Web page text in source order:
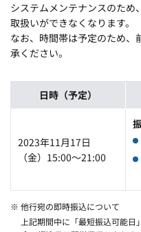
システムメンテナンスのため
取扱いができなくなります。
なお、時間帯は予定のため、
承ください。
日時（予定）
2023年11月17日
（金）15:00～21:00
※ 他行宛の即時振込について
上記期間中に「最短振込可能日